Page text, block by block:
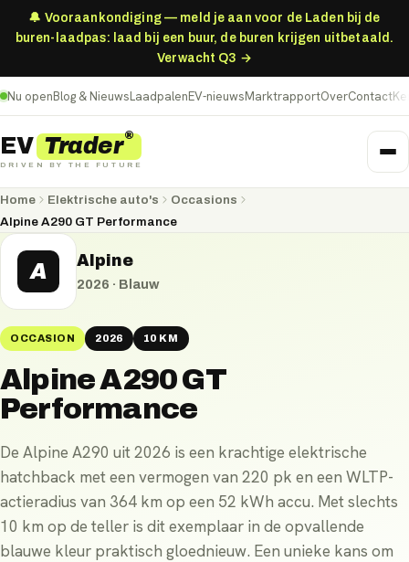
🔔 Vooraankondiging — meld je aan voor de Laden bij de
buren-laadpas: laad bij een buur, de buren krijgen uitbetaald.
Verwacht Q3 →
Nu openBlog & NieuwsLaadpalenEV-nieuwsMarktrapportOverContact
EV Trader®
DRIVEN BY THE FUTURE
Home Elektrische auto's
Occasions
Alpine A290 GT Performance
A Alpine
2026 · Blauw
OCCASION 2026 10 KM
Alpine A290 GT
Performance
De Alpine A290 uit 2026 is een krachtige elektrische
hatchback met een vermogen van 220 pk en een WLTP-
actieradius van 364 km op een 52 kWh accu. Met slechts
10 km op de teller is dit exemplaar in de opvallende
blauwe kleur praktisch gloednieuw. Een unieke kans om